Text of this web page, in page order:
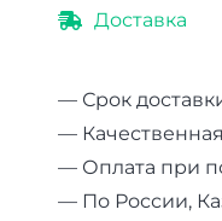
Доставка
— Срок
—
— Оплата при
— По России,